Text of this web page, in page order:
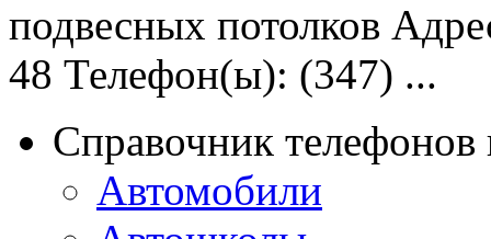
подвесных потолков
48 Телефон(ы): (347) ...
Справочник
Автомобили